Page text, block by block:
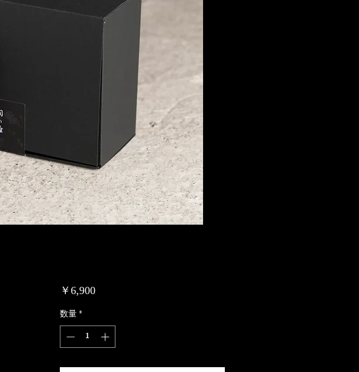
￥6,900価
数量*